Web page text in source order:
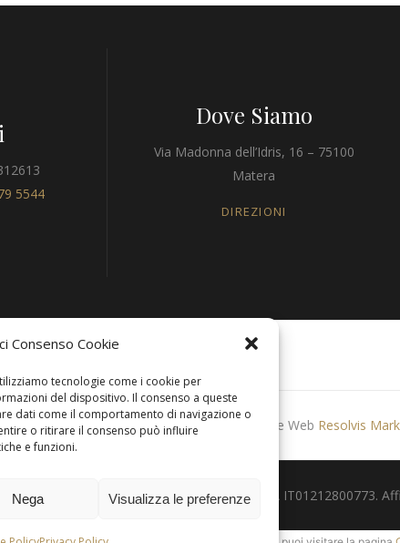
Consenso Cookie
tecnologie come i cookie per
del dispositivo. Il consenso a queste
dati come il comportamento di navigazione o
o ritirare il consenso può influire
e funzioni.
Nega Visualizza le preferenze
5544
Dove Siamo
Via Madonna dell’Idris, 16 – 75100
Matera
DIREZIONI
Produzione Web Resolvis
Copyright © Hotels & Resorts Srl - Partita IVA IT01212800773.